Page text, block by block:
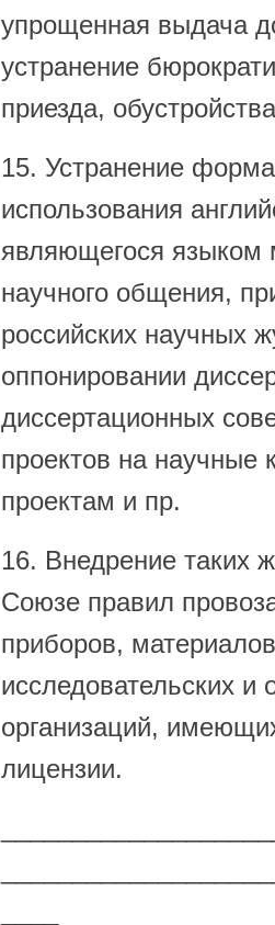
упрощенная выдача
устранение
приезда,
15. Устранение
использования
являющегося языком
научного общения,
российских научных
оппонировании
диссертационных
проектов на научные
проектам и пр.
16. Внедрение таких
Союзе правил
приборов,
исследовательских и
организаций,
лицензии.